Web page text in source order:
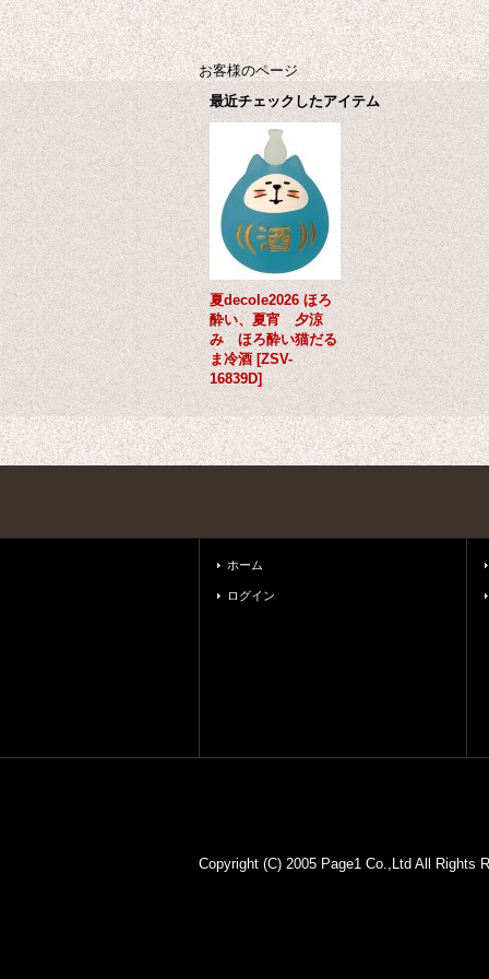
お客様のページ
最近チェックしたアイテム
夏decole2026 ほろ
酔い、夏宵 夕涼
み ほろ酔い猫だる
ま冷酒 [ZSV-
16839D]
ホーム
ログイン
Copyright (C) 2005 Page1 Co.,Ltd All